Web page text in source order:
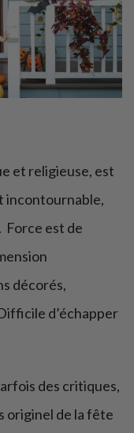
et religieuse, est
incontournable,
Force est de
décorés,
d’échapper
des critiques,
originel de la fête